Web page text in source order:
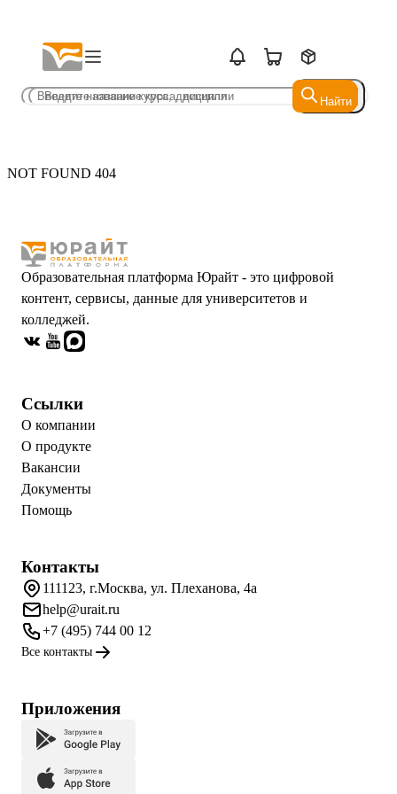
Найти
Найти
NOT FOUND 404
Образовательная платформа Юрайт - это цифровой
контент, сервисы, данные для университетов и
колледжей.
Ссылки
О компании
О продукте
Вакансии
Документы
Помощь
Контакты
111123, г.Москва, ул. Плеханова, 4а
help@urait.ru
+7 (495) 744 00 12
Все контакты
Приложения